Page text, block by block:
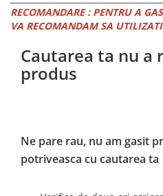
PEDALIERE
RECUPERARE SI INGRIJIRE
SEPCI /CACIULI / BANDANE
BANDANE
CACIULI
RECOMANDARE : PENTRU A
VA RECOMANDAM SA
Cautarea ta nu
produs
Ne pare rau, nu am gasit
potriveasca cu cautarea ta